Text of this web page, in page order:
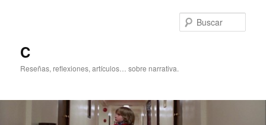
C
Reseñas, reflexiones, artículos… sobre narrativa.